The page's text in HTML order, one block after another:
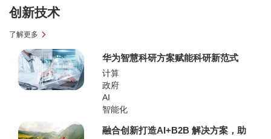
创新技术
了解更多
华为智慧科研方案赋能科研新范式
计算
政府
AI
智能化
融合创新打造AI+B2B 解决方案，助